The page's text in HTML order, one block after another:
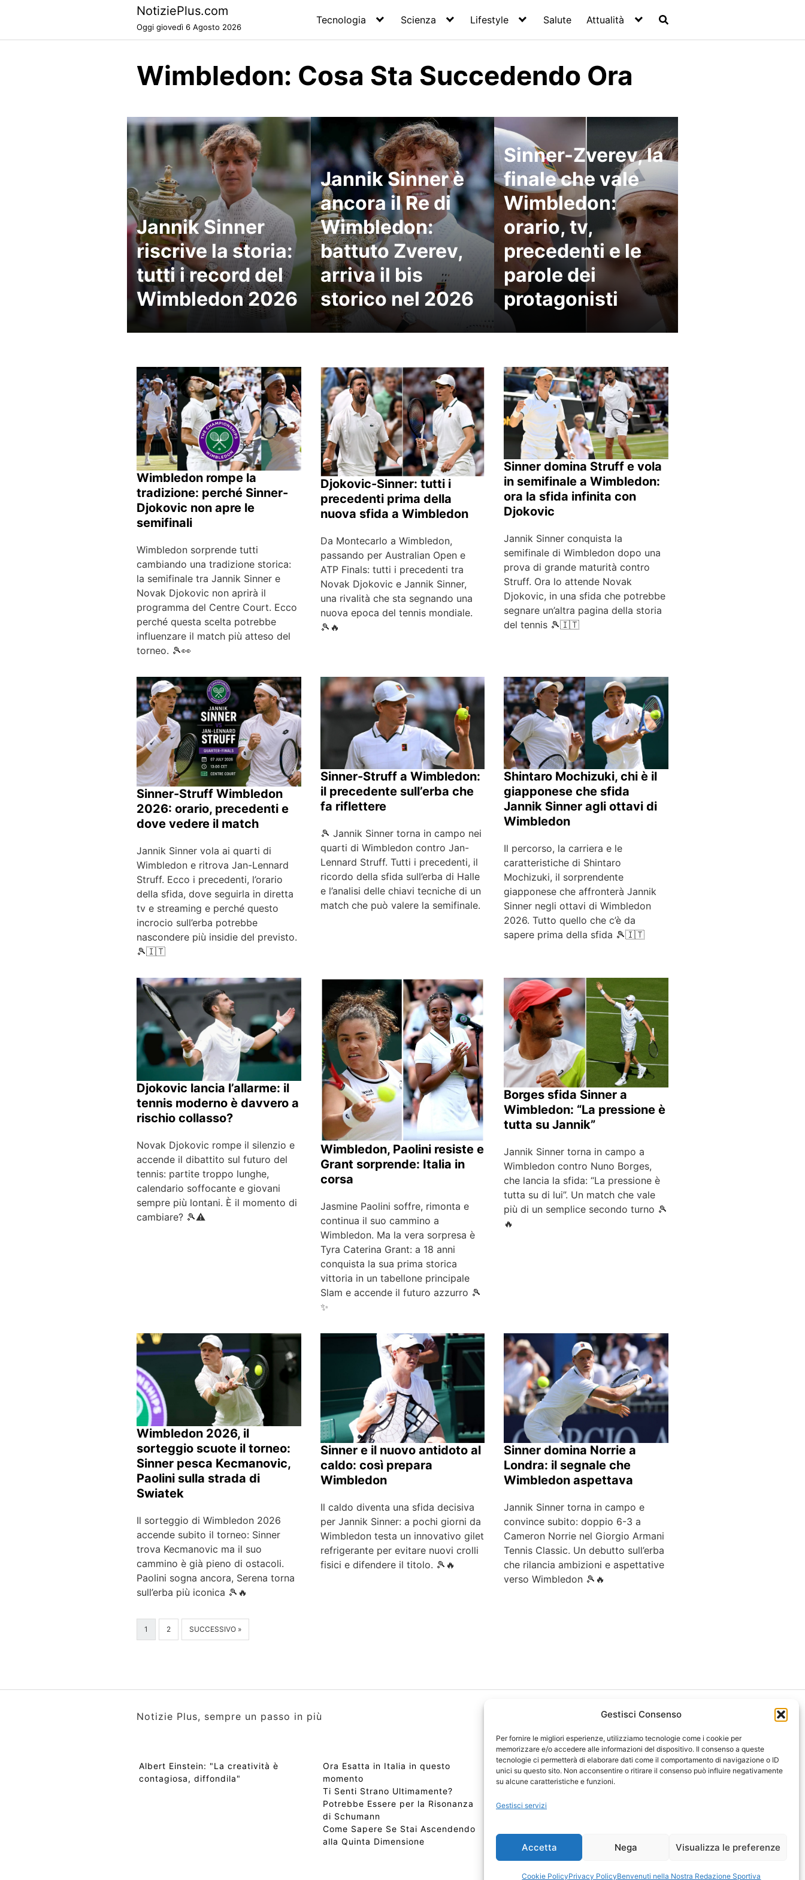
Gestisci Consenso
Per fornire le migliori esperienze, utilizziamo tecnologie come i cookie per
memorizzare e/o accedere alle informazioni del dispositivo. Il consenso a queste
tecnologie ci permetterà di elaborare dati come il comportamento di navigazione o ID
unici su questo sito. Non acconsentire o ritirare il consenso può influire negativamente
su alcune caratteristiche e funzioni.
Gestisci servizi
Accetta Nega Visualizza le preferenze
Cookie PolicyPrivacy PolicyBenvenuti nella Nostra Redazione Sportiva
NotiziePlus.com
Oggi giovedì 6 Agosto 2026
Tecnologia Scienza Lifestyle Salute Attualità
Wimbledon: Cosa Sta Succedendo Ora
Jannik Sinner
riscrive la storia:
tutti i record del
Wimbledon 2026
Jannik Sinner è
ancora il Re di
Wimbledon:
battuto Zverev,
arriva il bis
storico nel 2026
Sinner-Zverev, la
finale che vale
Wimbledon:
orario, tv,
precedenti e le
parole dei
protagonisti
Wimbledon rompe la
tradizione: perché Sinner-
Djokovic non apre le
semifinali
Wimbledon sorprende tutti
cambiando una tradizione storica:
la semifinale tra Jannik Sinner e
Novak Djokovic non aprirà il
programma del Centre Court. Ecco
perché questa scelta potrebbe
influenzare il match più atteso del
torneo. 🎾👀
Djokovic-Sinner: tutti i
precedenti prima della
nuova sfida a Wimbledon
Da Montecarlo a Wimbledon,
passando per Australian Open e
ATP Finals: tutti i precedenti tra
Novak Djokovic e Jannik Sinner,
una rivalità che sta segnando una
nuova epoca del tennis mondiale.
🎾🔥
Sinner domina Struff e vola
in semifinale a Wimbledon:
ora la sfida infinita con
Djokovic
Jannik Sinner conquista la
semifinale di Wimbledon dopo una
prova di grande maturità contro
Struff. Ora lo attende Novak
Djokovic, in una sfida che potrebbe
segnare un’altra pagina della storia
del tennis 🎾🇮🇹
Sinner-Struff Wimbledon
2026: orario, precedenti e
dove vedere il match
Jannik Sinner vola ai quarti di
Wimbledon e ritrova Jan-Lennard
Struff. Ecco i precedenti, l’orario
della sfida, dove seguirla in diretta
tv e streaming e perché questo
incrocio sull’erba potrebbe
nascondere più insidie del previsto.
🎾🇮🇹
Sinner-Struff a Wimbledon:
il precedente sull’erba che
fa riflettere
🎾 Jannik Sinner torna in campo nei
quarti di Wimbledon contro Jan-
Lennard Struff. Tutti i precedenti, il
ricordo della sfida sull’erba di Halle
e l’analisi delle chiavi tecniche di un
match che può valere la semifinale.
Shintaro Mochizuki, chi è il
giapponese che sfida
Jannik Sinner agli ottavi di
Wimbledon
Il percorso, la carriera e le
caratteristiche di Shintaro
Mochizuki, il sorprendente
giapponese che affronterà Jannik
Sinner negli ottavi di Wimbledon
2026. Tutto quello che c’è da
sapere prima della sfida 🎾🇮🇹
Djokovic lancia l’allarme: il
tennis moderno è davvero a
rischio collasso?
Novak Djokovic rompe il silenzio e
accende il dibattito sul futuro del
tennis: partite troppo lunghe,
calendario soffocante e giovani
sempre più lontani. È il momento di
cambiare? 🎾⚠️
Wimbledon, Paolini resiste e
Grant sorprende: Italia in
corsa
Jasmine Paolini soffre, rimonta e
continua il suo cammino a
Wimbledon. Ma la vera sorpresa è
Tyra Caterina Grant: a 18 anni
conquista la sua prima storica
vittoria in un tabellone principale
Slam e accende il futuro azzurro 🎾
✨
Borges sfida Sinner a
Wimbledon: “La pressione è
tutta su Jannik”
Jannik Sinner torna in campo a
Wimbledon contro Nuno Borges,
che lancia la sfida: “La pressione è
tutta su di lui”. Un match che vale
più di un semplice secondo turno 🎾
🔥
Wimbledon 2026, il
sorteggio scuote il torneo:
Sinner pesca Kecmanovic,
Paolini sulla strada di
Swiatek
Il sorteggio di Wimbledon 2026
accende subito il torneo: Sinner
trova Kecmanovic ma il suo
cammino è già pieno di ostacoli.
Paolini sogna ancora, Serena torna
sull’erba più iconica 🎾🔥
Sinner e il nuovo antidoto al
caldo: così prepara
Wimbledon
Il caldo diventa una sfida decisiva
per Jannik Sinner: a pochi giorni da
Wimbledon testa un innovativo gilet
refrigerante per evitare nuovi crolli
fisici e difendere il titolo. 🎾🔥
Sinner domina Norrie a
Londra: il segnale che
Wimbledon aspettava
Jannik Sinner torna in campo e
convince subito: doppio 6-3 a
Cameron Norrie nel Giorgio Armani
Tennis Classic. Un debutto sull’erba
che rilancia ambizioni e aspettative
verso Wimbledon 🎾🔥
1 2 SUCCESSIVO »
Notizie Plus, sempre un passo in più
Albert Einstein: "La creatività è
contagiosa, diffondila"
Ora Esatta in Italia in questo
momento
Ti Senti Strano Ultimamente?
Potrebbe Essere per la Risonanza
di Schumann
Come Sapere Se Stai Ascendendo
alla Quinta Dimensione
Copyright 2026 NotiziePlus.com
Edizioni Web4Star
📰 Contenuto Umano Verificato